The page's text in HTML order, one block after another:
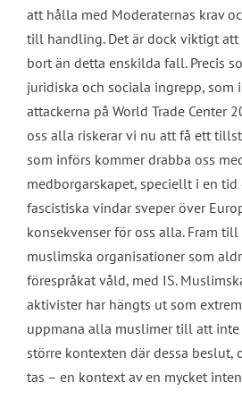
att hålla med Moderaternas krav
till handling. Det är dock viktigt att
bort än detta enskilda fall. Precis
juridiska och sociala ingrepp, som
attackerna på World Trade Center
oss alla riskerar vi nu att få ett
som införs kommer drabba oss
medborgarskapet, speciellt i en tid
fascistiska vindar sveper över
konsekvenser för oss alla. Fram
muslimska organisationer som
förespråkat våld, med IS.
aktivister har hängts ut som
uppmana alla muslimer till att
större kontexten där dessa beslut,
tas – en kontext av en mycket